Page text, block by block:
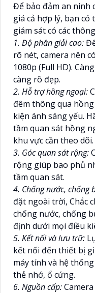
Để bảo đảm an ninh
giá cả hợp lý, bạn có
giám sát có các
1. Độ phân giải cao:
rõ nét, camera nên
1080p (Full HD).
càng rõ đẹp.
2. Hỗ trợ hồng ngoại:
đêm thông qua
kiện ánh sáng yếu.
tầm quan sát hồng
khu vực cần theo dõi.
3. Góc quan sát rộng:
rộng giúp bao phủ
tầm quan sát.
4. Chống nước, chống
đặt ngoài trời, Chắc
chống nước, chống
định dưới mọi điều
5. Kết nối và lưu trữ:
kết nối đến thiết bị
máy tính và hệ
thẻ nhớ, ổ cứng.
6. Nguồn cấp: